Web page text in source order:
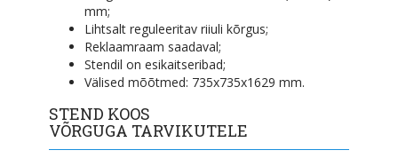
mm;
Lihtsalt reguleeritav riiuli kõrgus;
Reklaamraam saadaval;
Stendil on esikaitseribad;
Välised mõõtmed: 735x735x1629 mm.
STEND KOOS
VÕRGUGA TARVIKUTELE